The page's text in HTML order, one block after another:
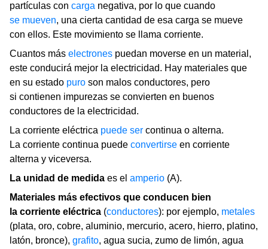
partículas con carga negativa, por lo que cuando
se mueven, una cierta cantidad de esa carga se mueve
con ellos. Este movimiento se llama corriente.
Cuantos más electrones puedan moverse en un material,
este conducirá mejor la electricidad. Hay materiales que
en su estado puro son malos conductores, pero
si contienen impurezas se convierten en buenos
conductores de la electricidad.
La corriente eléctrica puede ser continua o alterna.
La corriente continua puede convertirse en corriente
alterna y viceversa.
La unidad de medida es el amperio (A).
Materiales más efectivos que conducen bien
la corriente eléctrica (conductores): por ejemplo, metales
(plata, oro, cobre, aluminio, mercurio, acero, hierro, platino,
latón, bronce), grafito, agua sucia, zumo de limón, agua